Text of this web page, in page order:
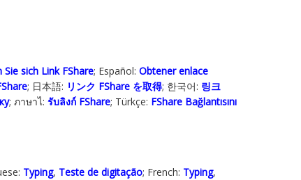
Sie sich Link FShare; Español: Obtener enlace
; 日本語: リンク FShare を取得; 한국어: 링크
; ภาษาไ: รับลิงก์ FShare; Türkçe‬: FShare Bağlantısını
Typing, Teste de digitação; French: Typing,